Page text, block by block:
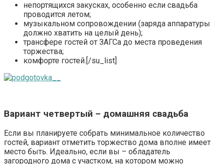
непортящихся закусках, особенно если свадьба
проводится летом;
музыкальном сопровождении (заряда аппаратуры
должно хватить на целый день);
трансфере гостей от ЗАГСа до места проведения
торжества;
комфорте гостей.[/su_list]
Вариант четвертый – домашняя свадьба
Если вы планируете собрать минимальное количество
гостей, вариант отметить торжество дома вполне имеет
место быть. Идеально, если вы – обладатель
загородного дома с участком, на котором можно